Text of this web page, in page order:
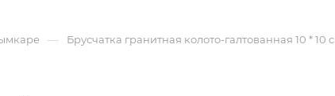
— Брусчатка гранитная колото-галтованная 10 *